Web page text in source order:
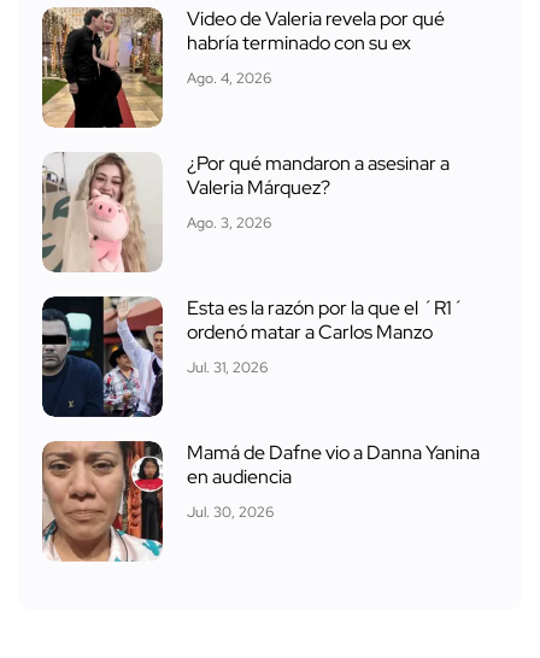
Video de Valeria revela por qué
habría terminado con su ex
Ago. 4, 2026
¿Por qué mandaron a asesinar a
Valeria Márquez?
Ago. 3, 2026
Esta es la razón por la que el ´R1´
ordenó matar a Carlos Manzo
Jul. 31, 2026
Mamá de Dafne vio a Danna Yanina
en audiencia
Jul. 30, 2026